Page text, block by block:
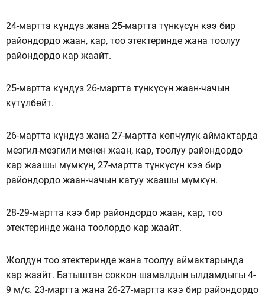
24-мартта күндүз жана 25-мартта түнкүсүн кээ бир
райондордо жаан, кар, тоо этектеринде жана тоолуу
райондордо кар жаайт.
25-мартта күндүз 26-мартта түнкүсүн жаан-чачын
күтүлбөйт.
26-мартта күндүз жана 27-мартта көпчүлүк аймактарда
мезгил-мезгили менен жаан, кар, тоолуу райондордо
кар жаашы мүмкүн, 27-мартта түнкүсүн кээ бир
райондордо жаан-чачын катуу жаашы мүмкүн.
28-29-мартта кээ бир райондордо жаан, кар, тоо
этектеринде жана тоолордо кар жаайт.
Жолдун тоо этектеринде жана тоолуу аймактарында
кар жаайт. Батыштан соккон шамалдын ылдамдыгы 4-
9 м/с. 23-мартта жана 26-27-мартта кээ бир райондордо